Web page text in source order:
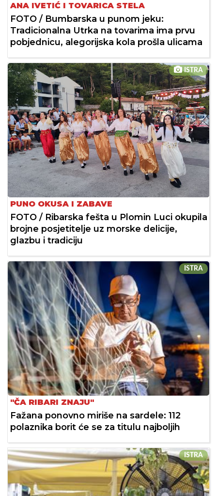
ANA IVETIĆ I TOVARICA STELA
FOTO / Bumbarska u punom jeku:
Tradicionalna Utrka na tovarima ima prvu
pobjednicu, alegorijska kola prošla ulicama
ISTRA
PUNO OKUSA I ZABAVE
FOTO / Ribarska fešta u Plomin Luci okupila
brojne posjetitelje uz morske delicije,
glazbu i tradiciju
ISTRA
"ČA RIBARI ZNAJU"
Fažana ponovno miriše na sardele: 112
polaznika borit će se za titulu najboljih
ISTRA